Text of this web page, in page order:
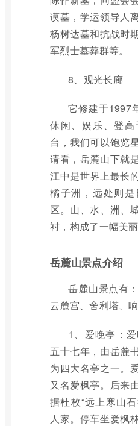
谟墓，学运领导人
杨树达墓和抗战时
军烈士墓葬群等。
8、观光长廊
它修建于1997
休闲、娱乐、登
台，我们可以饱览
请看，岳麓山下就
江中是世界上最
橘子洲，远处则
区。山、水、洲、
衬，构成了一幅美丽
岳麓山景点介绍
岳麓山景点有
云麓宫、舍利塔、响
1、爱晚亭：
五十七年，由岳麓
为四大名亭之一。
又名爱枫亭。后来
据杜枚“远上寒山
人家。停车坐爱枫